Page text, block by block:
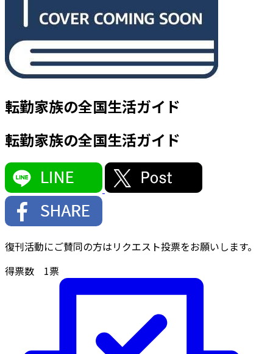
転勤家族の全国生活ガイド
転勤家族の全国生活ガイド
復刊活動にご賛同の方はリクエスト投票をお願いします。
得票数 1票